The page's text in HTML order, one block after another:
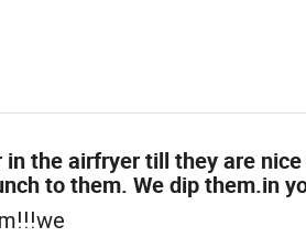
in the airfryer till they are
to them. We dip them.in